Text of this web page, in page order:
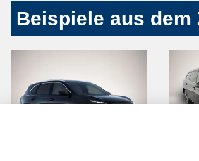
Beispiele aus dem